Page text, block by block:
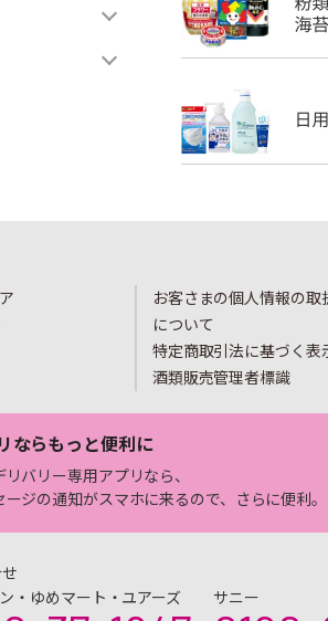
お客さまの個人情報の取
について
特定商取引法に基づく表
酒類販売管理者標識
ならもっと便利に
リバリー専用アプリなら、
ージの通知がスマホに来るので、さらに便利。
・ゆめマート・ユアーズ
サニー